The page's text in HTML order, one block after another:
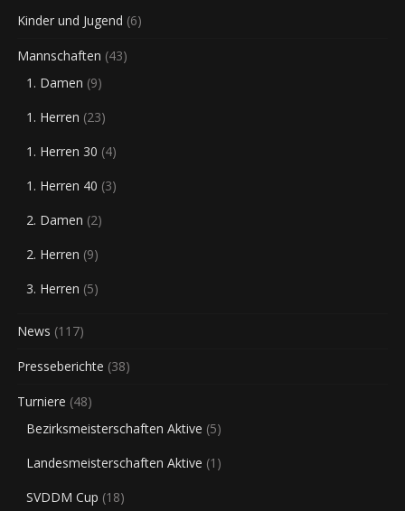
Kinder und Jugend (6)
Mannschaften (43)
1. Damen (9)
1. Herren (23)
1. Herren 30 (4)
1. Herren 40 (3)
2. Damen (2)
2. Herren (9)
3. Herren (5)
News (117)
Presseberichte (38)
Turniere (48)
Bezirksmeisterschaften Aktive (5)
Landesmeisterschaften Aktive (1)
SVDDM Cup (18)